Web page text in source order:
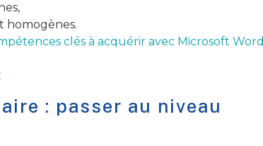
homogènes.
clés à acquérir avec Microsoft Word
: passer au niveau